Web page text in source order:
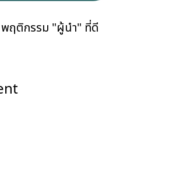
ฤติกรรม "ผู้นำ" ที่ดี